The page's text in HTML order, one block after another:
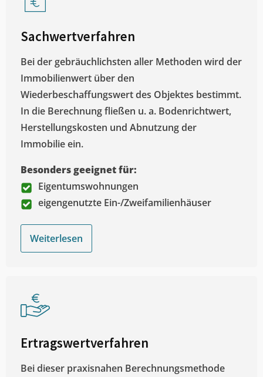
Sachwertverfahren
Bei der gebräuchlichsten aller Methoden wird der
Immobilienwert über den
Wiederbeschaffungswert des Objektes bestimmt.
In die Berechnung fließen u. a. Bodenrichtwert,
Herstellungskosten und Abnutzung der
Immobilie ein.
Besonders geeignet für:
Eigentumswohnungen
eigengenutzte Ein-/Zweifamilienhäuser
Weiterlesen
Ertragswertverfahren
Bei dieser praxisnahen Berechnungsmethode